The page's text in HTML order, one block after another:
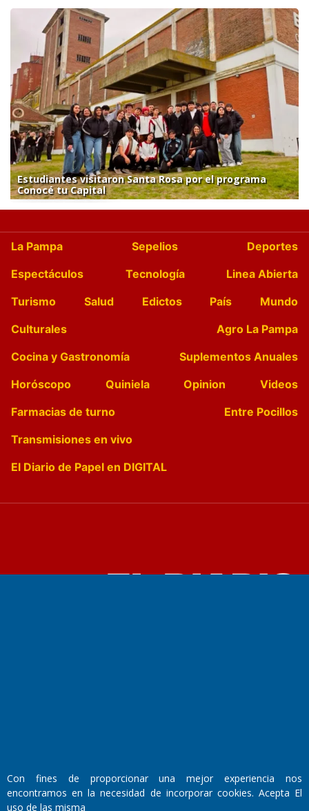
Estudiantes visitaron Santa Rosa por el programa
Conocé tu Capital
La Pampa Sepelios
Deportes
Espectáculos
Tecnología
Linea Abierta
Turismo
Salud Edictos País
Mundo
Culturales
Agro La Pampa
Cocina y Gastronomía
Suplementos Anuales
Horóscopo
Quiniela Opinion
Videos
Farmacias de turno
Entre Pocillos
Transmisiones en vivo
El Diario de Papel en DIGITAL
Domicilio Legal: José Ingenieros 855,
Santa Rosa, La Pampa.
Con fines de proporcionar una mejor experiencia nos
encontramos en la necesidad de incorporar cookies. Acepta El
uso de las misma